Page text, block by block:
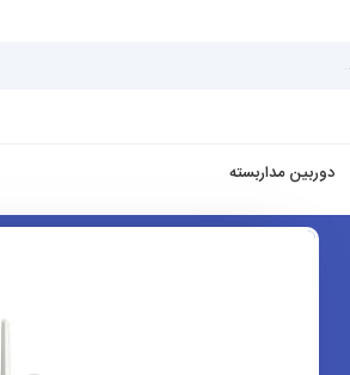
دوربین مداربسته